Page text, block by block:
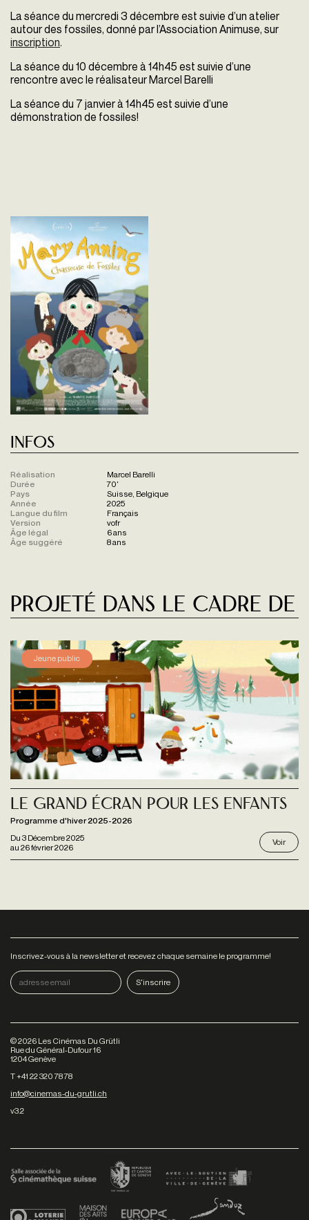
La séance du mercredi 3 décembre est suivie d’un atelier
autour des fossiles, donné par l’Association Animuse, sur
inscription.
La séance du 10 décembre à 14h45 est suivie d’une
rencontre avec le réalisateur Marcel Barelli
La séance du 7 janvier à 14h45 est suivie d’une
démonstration de fossiles!
Infos
Réalisation
Marcel Barelli
Durée
70'
Pays
Suisse, Belgique
Année
2025
Langue du film
Français
Version
vofr
Âge légal
6 ans
Âge suggéré
8 ans
Projeté dans le cadre de
Jeune public
Du 3 Décembre 2025
au 26 février 2026
Le grand écran pour les enfants
Programme d'hiver 2025-2026
Voir
Inscrivez-vous à la newsletter et recevez chaque semaine le programme!
©2026 Les Cinémas Du Grütli
Rue du Général-Dufour 16
1204 Genève
T +41 22 320 78 78
info@cinemas-du-grutli.ch
v3.2